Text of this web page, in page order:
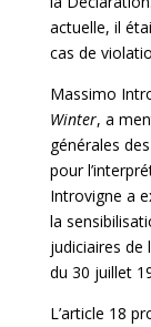
actuelle, il
cas de
Massimo
Winter, a
générales
pour
Introvigne a
la
judiciaires de
du 30 juillet
L’article 18